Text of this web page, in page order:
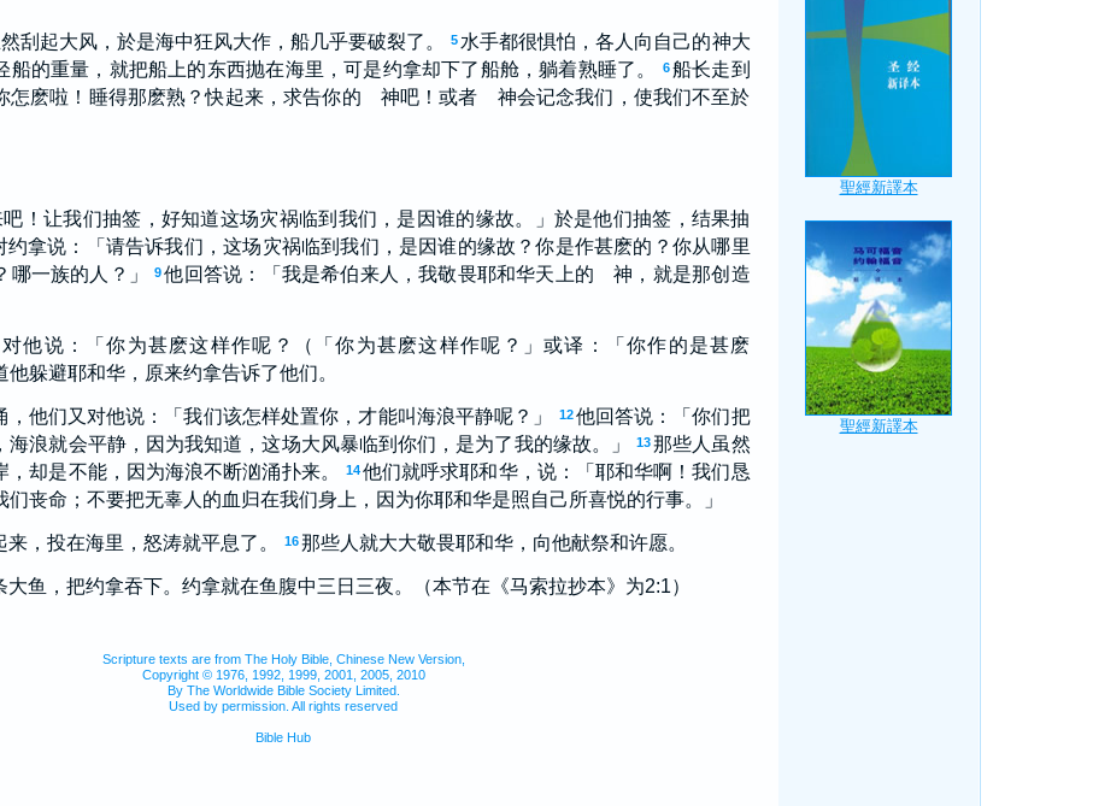
刮起大风，於是海中狂风大作，船几乎要破裂了。 5 水手都很惧怕，各人向自己的神大
船的重量，就把船上的东西抛在海里，可是约拿却下了船舱，躺着熟睡了。
6船长走到
怎麽啦！睡得那麽熟？快起来，求告你的 神吧！或者 神会记念我们，使我们不至於
！让我们抽签，好知道这场灾祸临到我们，是因谁的缘故。」於是他们抽签，结果抽
约拿说：「请告诉我们，这场灾祸临到我们，是因谁的缘故？你是作甚麽的？你从哪里
一族的人？」
9他回答说：「我是希伯来人，我敬畏耶和华天上的 神，就是那创造
他说：「你为甚麽这样作呢？（「你为甚麽这样作呢？」或译：「你作的是甚麽
躲避耶和华，原来约拿告诉了他们。
，他们又对他说：「我们该怎样处置你，才能叫海浪平静呢？」 12 他回答说：「你们把
海浪就会平静，因为我知道，这场大风暴临到你们，是为了我的缘故。」
13那些人虽然
却是不能，因为海浪不断汹涌扑来。
14他们就呼求耶和华，说：「耶和华啊！我们恳
丧命；不要把无辜人的血归在我们身上，因为你耶和华是照自己所喜悦的行事。」
，投在海里，怒涛就平息了。 16 那些人就大大敬畏耶和华，向他献祭和许愿。
鱼，把约拿吞下。约拿就在鱼腹中三日三夜。（本节在《马索拉抄本》为2:1）
Scripture texts are from The Holy Bible, Chinese New Version,
Copyright © 1976, 1992, 1999, 2001, 2005, 2010
By The Worldwide Bible Society Limited.
Used by permission. All rights reserved
Bible Hub